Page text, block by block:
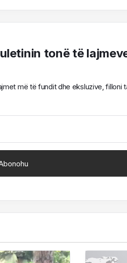
tonë të
më të fundit dhe eksluzive, filloni